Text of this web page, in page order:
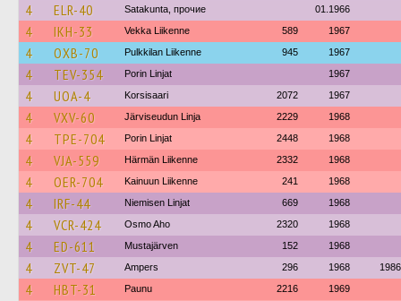
4 ELR-40 Satakunta, прочие 01.1966
4 IKH-33 Vekka Liikenne 589 1967
4 OXB-70 Pulkkilan Liikenne 945 1967
4 TEV-354 Porin Linjat 1967
4 UOA-4 Korsisaari 2072 1967
4 VXV-60 Järviseudun Linja 2229 1968
4 TPE-704 Porin Linjat 2448 1968
4 VJA-559 Härmän Liikenne 2332 1968
4 OER-704 Kainuun Liikenne 241 1968
4 IRF-44 Niemisen Linjat 669 1968
4 VCR-424 Osmo Aho 2320 1968
4 ED-611 Mustajärven 152 1968
4 ZVT-47 Ampers 296 1968 1986
4 HBT-31 Paunu 2216 1969